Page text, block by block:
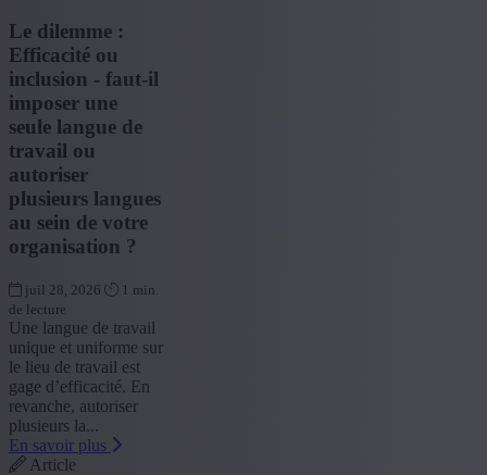
Le dilemme :
Efficacité ou
inclusion - faut-il
imposer une
seule langue de
travail ou
autoriser
plusieurs langues
au sein de votre
organisation ?
juil 28, 2026
1 min.
de lecture
Une langue de travail
unique et uniforme sur
le lieu de travail est
gage d’efficacité. En
revanche, autoriser
plusieurs la...
En savoir plus
Article